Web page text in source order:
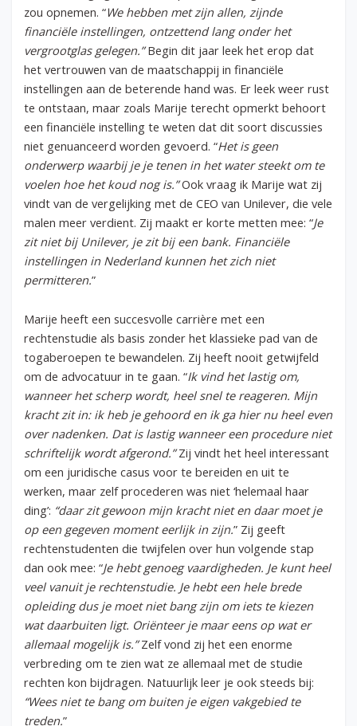
zou opnemen. “We hebben met zijn allen, zijnde
financiële instellingen, ontzettend lang onder het
vergrootglas gelegen.”Begin dit jaar leek het erop dat
het vertrouwen van de maatschappij in financiële
instellingen aan de beterende hand was. Er leek weer rust
te ontstaan, maar zoals Marije terecht opmerkt behoort
een financiële instelling te weten dat dit soort discussies
niet genuanceerd worden gevoerd. “Het is geen
onderwerp waarbij je je tenen in het water steekt om te
voelen hoe het koud nog is.”Ook vraag ik Marije wat zij
vindt van de vergelijking met de CEO van Unilever, die vele
malen meer verdient. Zij maakt er korte metten mee: “Je
zit niet bij Unilever, je zit bij een bank. Financiële
instellingen in Nederland kunnen het zich niet
permitteren.”
Marije heeft een succesvolle carrière met een
rechtenstudie als basis zonder het klassieke pad van de
togaberoepen te bewandelen. Zij heeft nooit getwijfeld
om de advocatuur in te gaan. “Ik vind het lastig om,
wanneer het scherp wordt, heel snel te reageren. Mijn
kracht zit in: ik heb je gehoord en ik ga hier nu heel even
over nadenken. Dat is lastig wanneer een procedure niet
schriftelijk wordt afgerond.”Zij vindt het heel interessant
om een juridische casus voor te bereiden en uit te
werken, maar zelf procederen was niet ‘helemaal haar
ding’: “daar zit gewoon mijn kracht niet en daar moet je
op een gegeven moment eerlijk in zijn.” Zij geeft
rechtenstudenten die twijfelen over hun volgende stap
dan ook mee: “Je hebt genoeg vaardigheden. Je kunt heel
veel vanuit je rechtenstudie. Je hebt een hele brede
opleiding dus je moet niet bang zijn om iets te kiezen
wat daarbuiten ligt. Oriënteer je maar eens op wat er
allemaal mogelijk is.”Zelf vond zij het een enorme
verbreding om te zien wat ze allemaal met de studie
rechten kon bijdragen. Natuurlijk leer je ook steeds bij:
“Wees niet te bang om buiten je eigen vakgebied te
treden.”